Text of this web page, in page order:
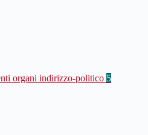
organi indirizzo-politico 5